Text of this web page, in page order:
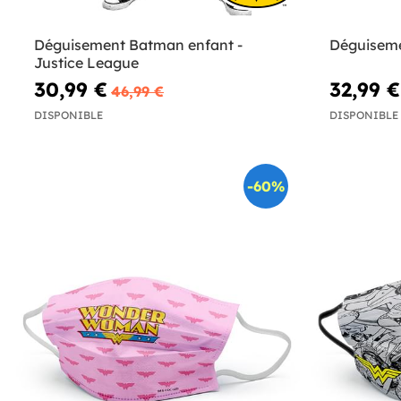
Déguisement Batman enfant -
Justice League
30,99 € 46,99 €
DISPONIBLE
32,99 €
DISPONIBLE
-60%